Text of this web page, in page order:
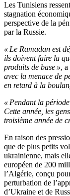
Les Tunisiens
stagnation
perspective de la
par la Russie.
« Le Ramadan est
ils doivent faire la
produits de base »,
avec la menace de
en retard à la
« Pendant la
Cette année, les
troisième année de
En raison des
que de plus petits
ukrainienne, mais
européen de 200
l’Algérie, conçu
perturbation de
d’Ukraine et de